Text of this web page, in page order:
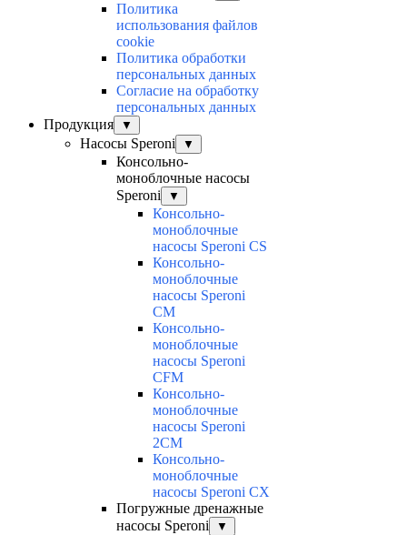
Политика
использования файлов
cookie
Политика обработки
персональных данных
Согласие на обработку
персональных данных
Продукция
▼
Насосы Speroni ▼
Консольно-
моноблочные насосы
Speroni
▼
Консольно-
моноблочные
насосы Speroni CS
Консольно-
моноблочные
насосы Speroni
CM
Консольно-
моноблочные
насосы Speroni
CFM
Консольно-
моноблочные
насосы Speroni
2CM
Консольно-
моноблочные
насосы Speroni CX
Погружные дренажные
насосы Speroni
▼